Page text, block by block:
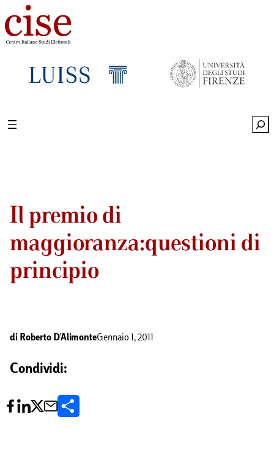
Il premio di
maggioranza:questioni di
principio
di Roberto D'AlimonteGennaio 1, 2011
Condividi: